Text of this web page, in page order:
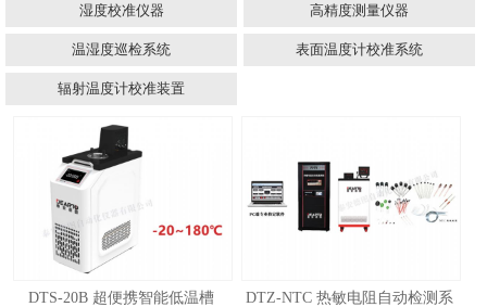
湿度校准仪器 高精度测量仪器
温湿度巡检系统 表面温度计校准系统
辐射温度计校准装置
DTS-20B 超便携智能低温槽
DTZ-NTC 热敏电阻自动检测系